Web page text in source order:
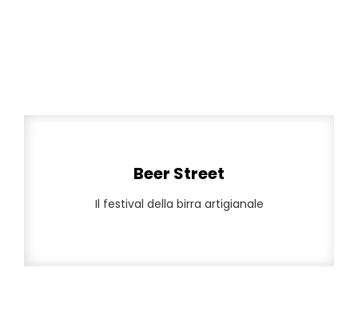
Beer Street
Il festival della birra artigianale
Il festival della birra artigianale